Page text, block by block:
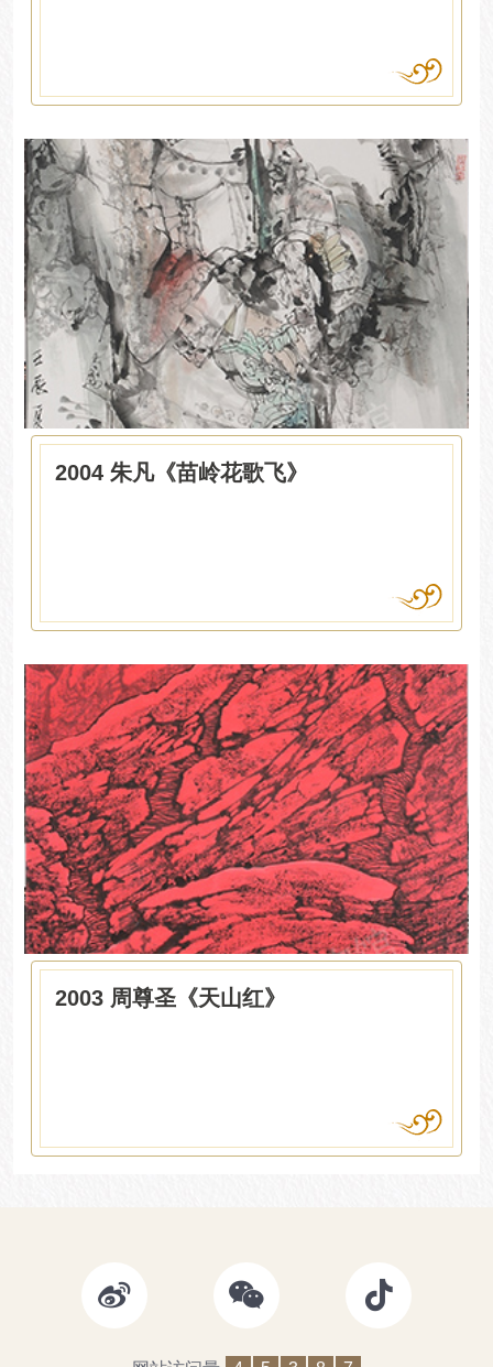
2004 朱凡《苗岭花歌飞》
2003 周尊圣《天山红》